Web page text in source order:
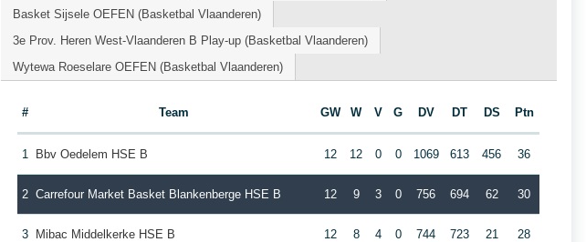
Basket Sijsele OEFEN (Basketbal Vlaanderen)
3e Prov. Heren West-Vlaanderen B Play-up (Basketbal Vlaanderen)
Wytewa Roeselare OEFEN (Basketbal Vlaanderen)
# Team GW W V G DV DT DS Ptn
1 Bbv Oedelem HSE B 12 12 0 0 1069 613 456 36
2 Carrefour Market Basket Blankenberge HSE B 12 9 3 0 756 694 62 30
3 Mibac Middelkerke HSE B 12 8 4 0 744 723 21 28